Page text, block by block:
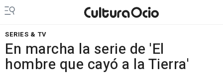
SERIES & TV
En marcha la serie de 'El
hombre que cayó a la Tierra'